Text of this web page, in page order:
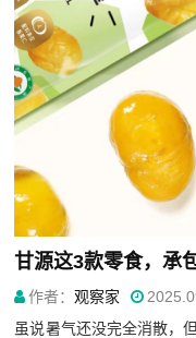
甘源这3款零食，承
作者：观察家
虽说暑气还没完全消散，